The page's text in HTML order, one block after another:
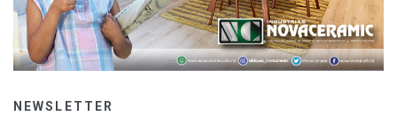
NEWSLETTER